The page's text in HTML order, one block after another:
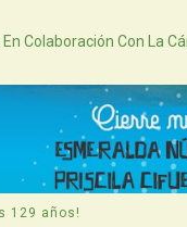
Colaboración Con La
129 años!